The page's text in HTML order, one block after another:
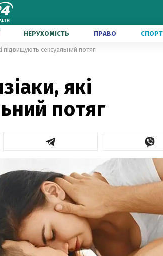
НЕРУХОМІСТЬ ПРАВО СПОРТ
підвищують сексуальний потяг
які
потяг